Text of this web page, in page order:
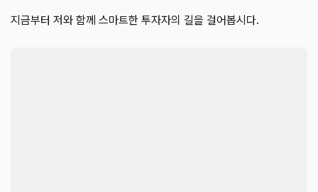
지금부터 저와 함께 스마트한 투자자의 길을 걸어봅시다.